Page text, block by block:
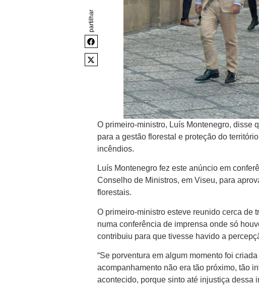
partilhar
O primeiro-ministro, Luís Montenegro, disse
para a gestão florestal e proteção do
incêndios.
Luís Montenegro fez este anúncio em
Conselho de Ministros, em Viseu, para
florestais.
O primeiro-ministro esteve reunido cerca de
numa conferência de imprensa onde só
contribuiu para que tivesse havido a
“Se porventura em algum momento foi
acompanhamento não era tão próximo, tão
acontecido, porque sinto até injustiça dessa